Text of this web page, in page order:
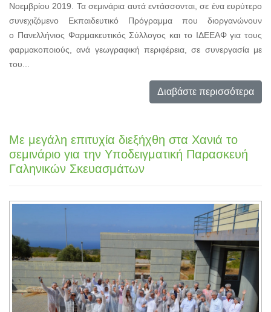
Νοεμβρίου 2019. Τα σεμινάρια αυτά εντάσσονται, σε ένα ευρύτερο
συνεχιζόμενο Εκπαιδευτικό Πρόγραμμα που διοργανώνουν
ο Πανελλήνιος Φαρμακευτικός Σύλλογος και το ΙΔΕΕΑΦ για τους
φαρμακοποιούς, ανά γεωγραφική περιφέρεια, σε συνεργασία με
του...
Διαβάστε περισσότερα
Με μεγάλη επιτυχία διεξήχθη στα Χανιά το
σεμινάριο για την Υποδειγματική Παρασκευή
Γαληνικών Σκευασμάτων